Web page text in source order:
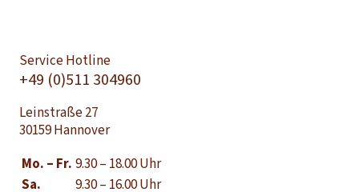
Service Hotline
+49 (0)511 304960
Leinstraße 27
30159 Hannover
Mo. – Fr. 9.30 – 18.00 Uhr
Sa.
9.30 – 16.00 Uhr